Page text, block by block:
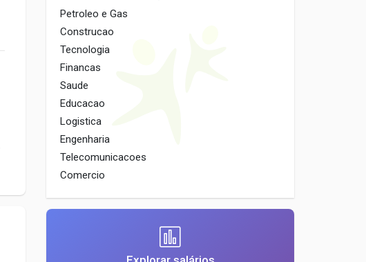
Petroleo e Gas
Construcao
Tecnologia
Financas
Saude
Educacao
Logistica
Engenharia
Telecomunicacoes
Comercio